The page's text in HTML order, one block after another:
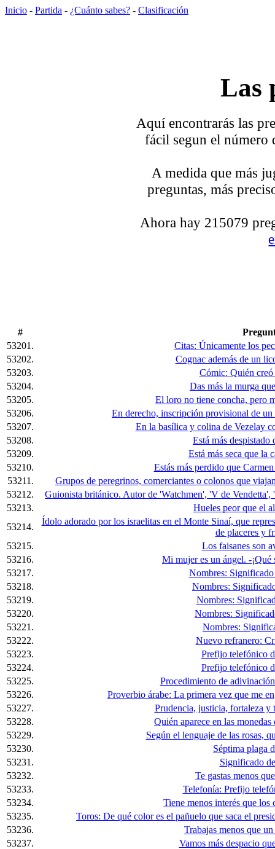
Inicio - Partida - ¿Cuánto sabes? - Clasificación
Las
Aquí encontrarás las
fácil segun el número
A medida que más
preguntas, más
Ahora hay 215079
#
53201.
Citas: Únicamente los
53202.
Cognac además de un
53203.
Cómic: Quién
53204.
Das más la murga
53205.
El loro no tiene concha, pero
53206.
En derecho, inscripción provisional de
53207.
En la basílica y colina de Vezelay
53208.
Está más
53209.
Está más seca que la
53210.
Estás más perdido que
53211.
Grupos de peregrinos, comerciantes o colonos que
53212.
Guionista británico. Autor de 'Watchmen', 'V de
53213.
Hueles peor que el
53214.
Ídolo adorado por los israelitas en el Monte Sinaí, que
de placeres y
53215.
Los faisanes son
53216.
Mi mujer es un ángel. -¡Qué
53217.
Nombres:
53218.
Nombres:
53219.
Nombres:
53220.
Nombres:
53221.
Nombres:
53222.
Nuevo refranero:
53223.
Prefijo telefónico
53224.
Prefijo telefónico
53225.
Procedimiento de
53226.
Proverbio árabe: La primera vez que me
53227.
Prudencia, justicia, fortaleza y
53228.
Quién aparece en las
53229.
Según el lenguaje de las rosas,
53230.
Séptima plaga
53231.
Significado
53232.
Te gastas menos
53233.
Telefonía: Prefijo
53234.
Tiene menos interés que los
53235.
Toros: De qué color es el pañuelo que saca el
53236.
Trabajas menos que
53237.
Vamos más despacio